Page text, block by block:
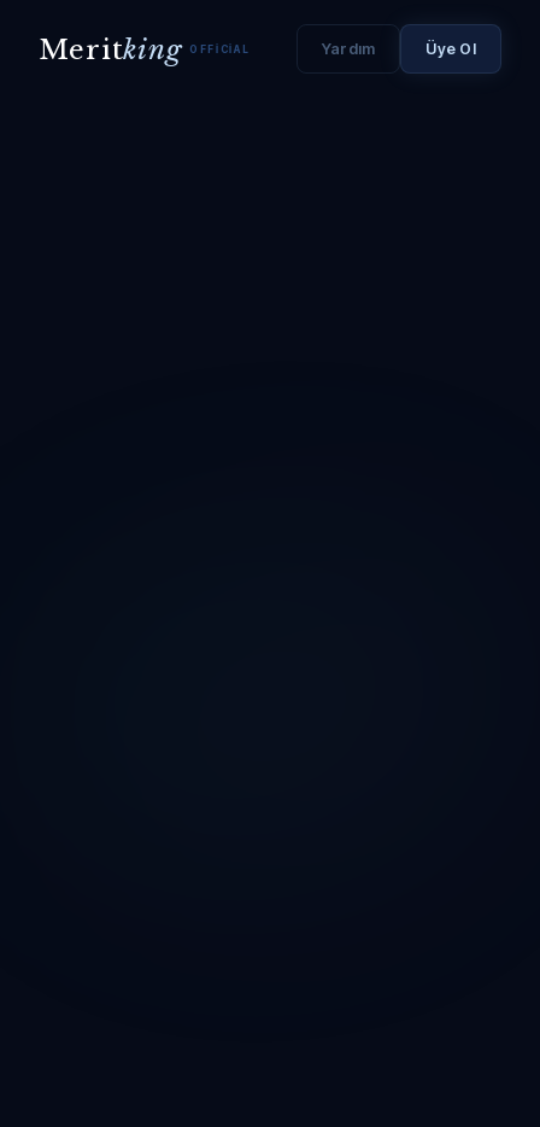
Meritking OFFICIAL Yardım Üye Ol